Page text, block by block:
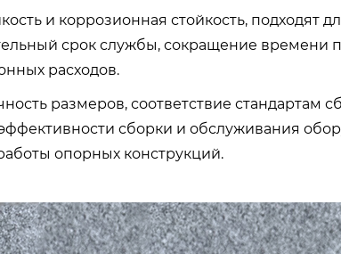
и коррозионная стойкость,
срок службы, сокращение времени
расходов.
размеров, соответствие стандартам
сборки и обслуживания
опорных конструкций.